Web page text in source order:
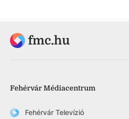
fmc.hu
Fehérvár Médiacentrum
Fehérvár Televízió